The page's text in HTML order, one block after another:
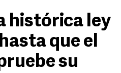
histórica ley
que el
su